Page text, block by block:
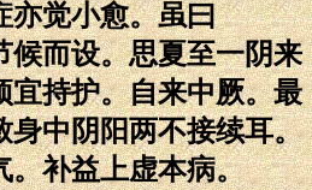
亦觉小愈。虽曰
候而设。思夏至一阴来
宜持护。自来中厥。最
身中阴阳两不接续耳。
。补益上虚本病。